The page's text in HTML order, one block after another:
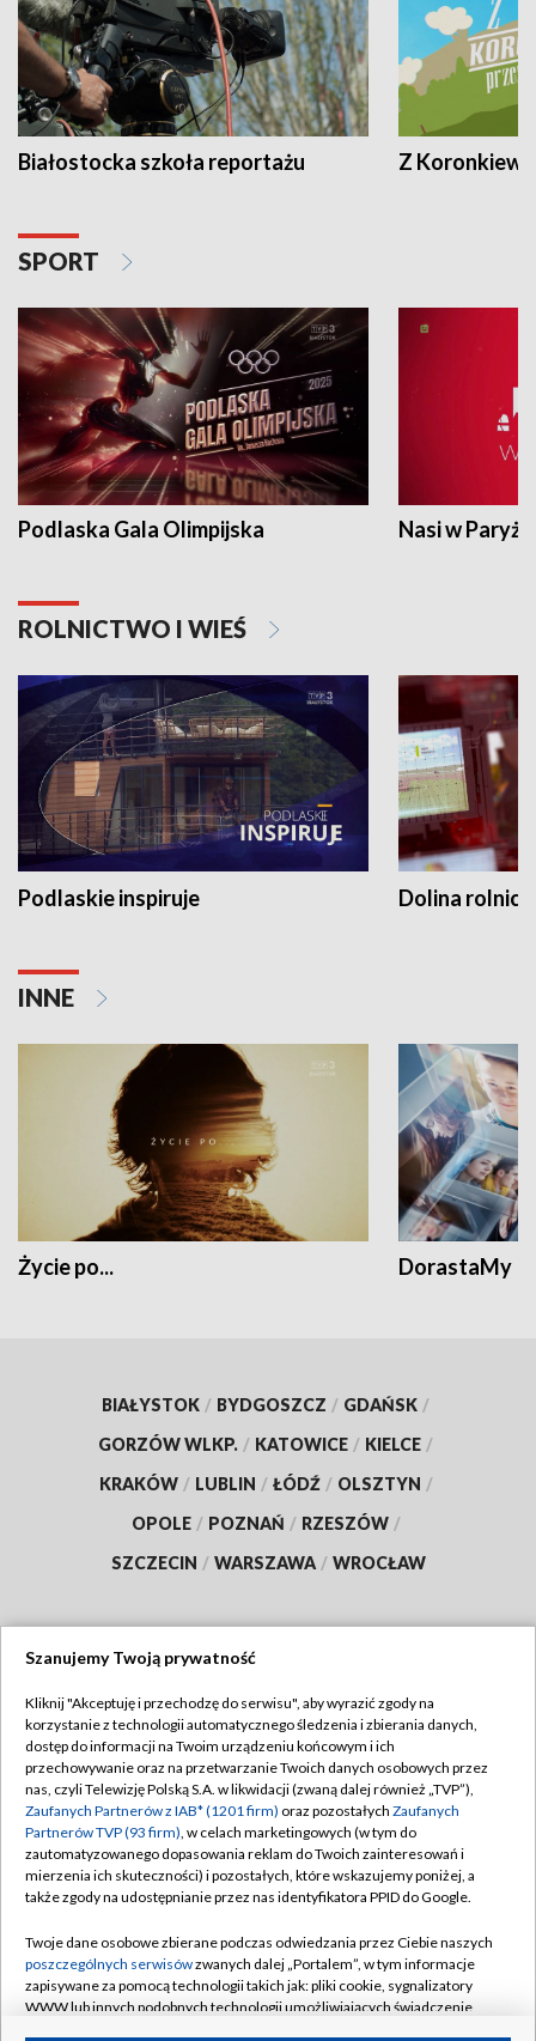
Białostocka szkoła reportażu Z
SPORT
Podlaska Gala Olimpijska Nasi w Paryżu
ROLNICTWO I WIEŚ
Podlaskie inspiruje Dolina
INNE
Życie po... DorastaMy
BIAŁYSTOK / BYDGOSZCZ / GDAŃSK /
GORZÓW WLKP. / KATOWICE / KIELCE /
KRAKÓW / LUBLIN / ŁÓDŹ / OLSZTYN /
OPOLE / POZNAŃ / RZESZÓW /
SZCZECIN / WARSZAWA / WROCŁAW
TVP
Abonament TVP
Emisja w TVP
Centrum informacji TVP
Naziemna Telewizja Cyfrowa
Rada Programowa
System NOS
Regulamin TVP
Polityka prywatności
Moje zgody
Pomoc
Kontakt
Szanujemy Twoją prywatność
Kliknij "Akceptuję i przechodzę do serwisu", aby wyrazić zgody na
korzystanie z technologii automatycznego śledzenia i zbierania danych,
dostęp do informacji na Twoim urządzeniu końcowym i ich
przechowywanie oraz na przetwarzanie Twoich danych osobowych przez
nas, czyli Telewizję Polską S.A. w likwidacji (zwaną dalej również „TVP”),
Zaufanych Partnerów z IAB* (1201 firm) oraz pozostałych Zaufanych
Partnerów TVP (93 firm), w celach marketingowych (w tym do
zautomatyzowanego dopasowania reklam do Twoich zainteresowań i
mierzenia ich skuteczności) i pozostałych, które wskazujemy poniżej, a
także zgody na udostępnianie przez nas identyfikatora PPID do Google.
Twoje dane osobowe zbierane podczas odwiedzania przez Ciebie naszych
poszczególnych serwisówzwanych dalej „Portalem”, w tym informacje
zapisywane za pomocą technologii takich jak: pliki cookie, sygnalizatory
WWW lub innych podobnych technologii umożliwiających świadczenie